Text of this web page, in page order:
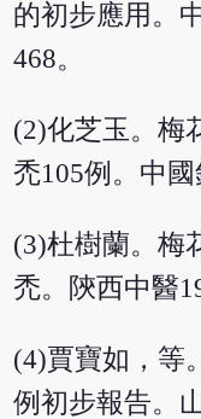
的初步應用。
468。
(2)化芝玉。梅
禿105例。中國
(3)杜樹蘭。梅
禿。陝西中醫
(4)賈寶如，等
例初步報告。